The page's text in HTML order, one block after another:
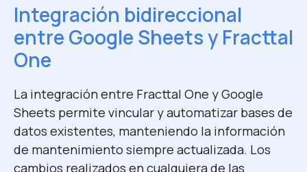
Integración bidireccional
entre Google Sheets y Fracttal
One
La integración entre Fracttal One y Google
Sheets permite vincular y automatizar bases de
datos existentes, manteniendo la información
de mantenimiento siempre actualizada. Los
cambios realizados en cualquiera de las